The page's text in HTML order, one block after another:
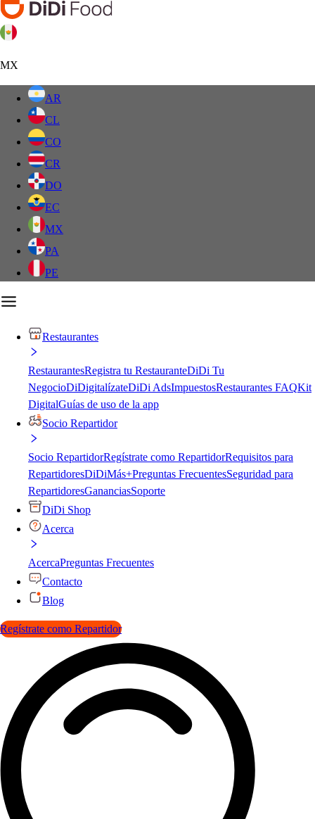
MX
AR
CL
CO
CR
DO
EC
MX
PA
PE
Restaurantes
RestaurantesRegistra tu RestauranteDiDi Tu
NegocioDiDigitalízateDiDi AdsImpuestosRestaurantes FAQKit
DigitalGuías de uso de la app
Socio Repartidor
Socio RepartidorRegístrate como RepartidorRequisitos para
RepartidoresDiDiMás+Preguntas FrecuentesSeguridad para
RepartidoresGananciasSoporte
DiDi Shop
Acerca
AcercaPreguntas Frecuentes
Contacto
Blog
Regístrate como Repartidor